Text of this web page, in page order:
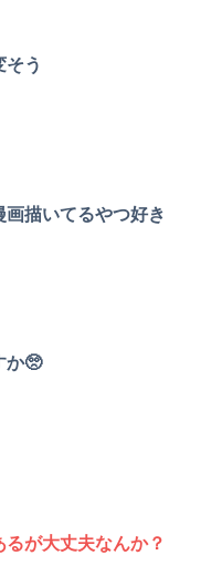
そう
描いてるやつ好き
か🥺
が大丈夫なんか？